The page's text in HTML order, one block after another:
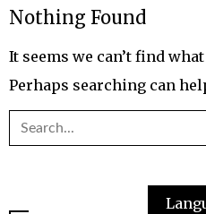
Nothing Found
It seems we can’t find
Perhaps searching can
Search
for: